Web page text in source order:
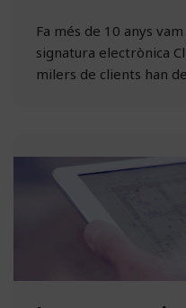
Fa més de 10 anys
signatura electrònica
milers de clients han